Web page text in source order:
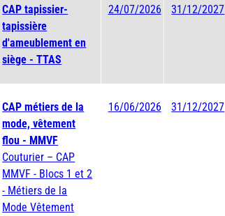
CAP tapissier-
tapissière
d'ameublement en
siège - TTAS
24/07/2026 31/12/2027
CAP métiers de la
mode, vêtement
flou - MMVF
Couturier – CAP
MMVF - Blocs 1 et 2
- Métiers de la
Mode Vêtement
16/06/2026 31/12/2027